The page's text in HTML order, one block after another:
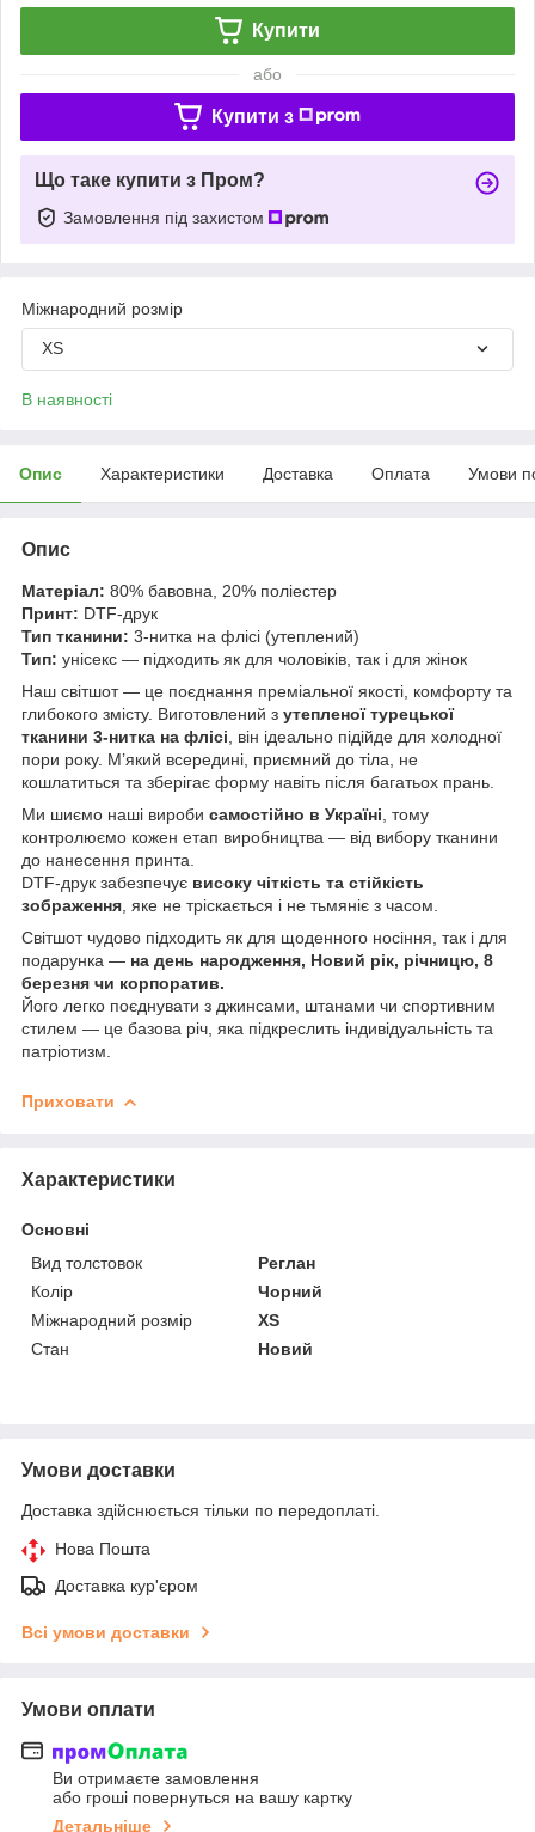
Купити
або
Купити з
Що таке купити з Пром?
Замовлення під захистом
Міжнародний розмір
XS
В наявності
Опис Характеристики Доставка Оплата Умови
Опис
Матеріал: 80% бавовна, 20% поліестер
Принт: DTF-друк
Тип тканини: 3-нитка на флісі (утеплений)
Тип: унісекс — підходить як для чоловіків, так і для жінок
Наш світшот — це поєднання преміальної якості, комфорту та
глибокого змісту. Виготовлений з утепленої турецької
тканини 3-нитка на флісі , він ідеально підійде для холодної
пори року. М’який всередині, приємний до тіла, не
кошлатиться та зберігає форму навіть після багатьох прань.
Ми шиємо наші вироби самостійно в Україні , тому
контролюємо кожен етап виробництва — від вибору тканини
до нанесення принта.
DTF-друк забезпечує високу чіткість та стійкість
зображення , яке не тріскається і не тьмяніє з часом.
Світшот чудово підходить як для щоденного носіння, так і для
подарунка — на день народження, Новий рік, річницю, 8
березня чи корпоратив.
Його легко поєднувати з джинсами, штанами чи спортивним
стилем — це базова річ, яка підкреслить індивідуальність та
патріотизм.
Приховати
Характеристики
Основні
Вид толстовок
Реглан
Колір
Чорний
Міжнародний розмір
XS
Стан
Новий
Умови доставки
Доставка здійснюється тільки по передоплаті.
Нова Пошта
Доставка кур'єром
Всі умови доставки
Умови оплати
Ви отримаєте замовлення
або гроші повернуться на вашу картку
Детальніше